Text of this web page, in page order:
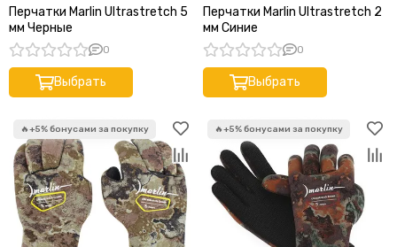
Перчатки Marlin Ultrastretch 5
мм Черные
0
Выбрать
Перчатки Marlin Ultrastretch 2
мм Синие
0
Выбрать